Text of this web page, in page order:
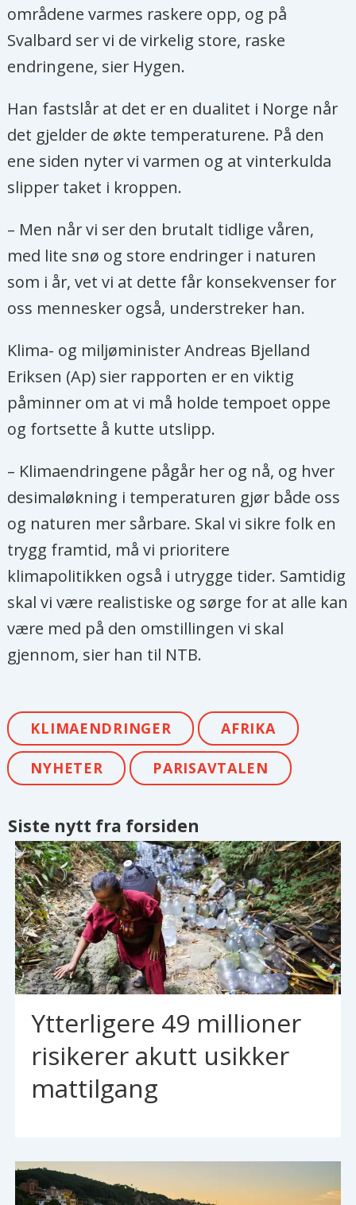
områdene varmes raskere opp, og på
Svalbard ser vi de virkelig store, raske
endringene, sier Hygen.
Han fastslår at det er en dualitet i Norge når
det gjelder de økte temperaturene. På den
ene siden nyter vi varmen og at vinterkulda
slipper taket i kroppen.
– Men når vi ser den brutalt tidlige våren,
med lite snø og store endringer i naturen
som i år, vet vi at dette får konsekvenser for
oss mennesker også, understreker han.
Klima- og miljøminister Andreas Bjelland
Eriksen (Ap) sier rapporten er en viktig
påminner om at vi må holde tempoet oppe
og fortsette å kutte utslipp.
– Klimaendringene pågår her og nå, og hver
desimaløkning i temperaturen gjør både oss
og naturen mer sårbare. Skal vi sikre folk en
trygg framtid, må vi prioritere
klimapolitikken også i utrygge tider. Samtidig
skal vi være realistiske og sørge for at alle kan
være med på den omstillingen vi skal
gjennom, sier han til NTB.
KLIMAENDRINGER AFRIKA
NYHETER PARISAVTALEN
Siste nytt fra forsiden
Ytterligere 49 millioner
risikerer akutt usikker
mattilgang